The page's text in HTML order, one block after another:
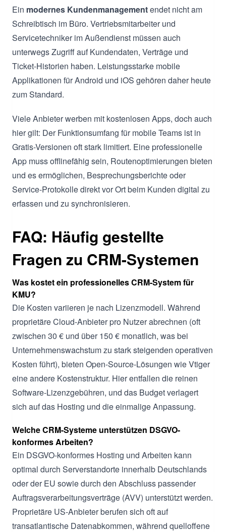
Ein modernes Kundenmanagementendet nicht am
Schreibtisch im Büro. Vertriebsmitarbeiter und
Servicetechniker im Außendienst müssen auch
unterwegs Zugriff auf Kundendaten, Verträge und
Ticket-Historien haben. Leistungsstarke mobile
Applikationen für Android und iOS gehören daher heute
zum Standard.
Viele Anbieter werben mit kostenlosen Apps, doch auch
hier gilt: Der Funktionsumfang für mobile Teams ist in
Gratis-Versionen oft stark limitiert. Eine professionelle
App muss offlinefähig sein, Routenoptimierungen bieten
und es ermöglichen, Besprechungsberichte oder
Service-Protokolle direkt vor Ort beim Kunden digital zu
erfassen und zu synchronisieren.
FAQ: Häufig gestellte
Fragen zu CRM-Systemen
Was kostet ein professionelles CRM-System für
KMU?
Die Kosten variieren je nach Lizenzmodell. Während
proprietäre Cloud-Anbieter pro Nutzer abrechnen (oft
zwischen 30 € und über 150 € monatlich, was bei
Unternehmenswachstum zu stark steigenden operativen
Kosten führt), bieten Open-Source-Lösungen wie Vtiger
eine andere Kostenstruktur. Hier entfallen die reinen
Software-Lizenzgebühren, und das Budget verlagert
sich auf das Hosting und die einmalige Anpassung.
Welche CRM-Systeme unterstützen DSGVO-
konformes Arbeiten?
Ein DSGVO-konformes Hosting und Arbeiten kann
optimal durch Serverstandorte innerhalb Deutschlands
oder der EU sowie durch den Abschluss passender
Auftragsverarbeitungsverträge (AVV) unterstützt werden.
Proprietäre US-Anbieter berufen sich oft auf
transatlantische Datenabkommen, während quelloffene